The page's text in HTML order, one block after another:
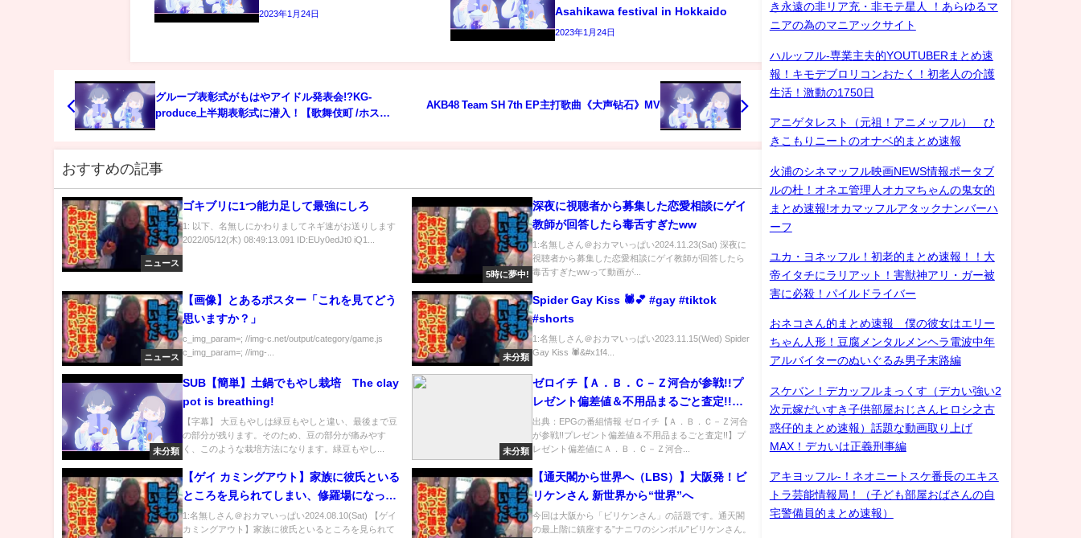
2023年1月24日
Asahikawa festival in Hokkaido
2023年1月24日
グループ表彰式がもはやアイドル発表会!?KG-
produce上半期表彰式に潜入！【歌舞伎町 /ホスト
AKB48 Team SH 7th EP主打歌曲《大声钻石》MV
おすすめの記事
ニュース
ゴキブリに1つ能力足して最強にしろ
1: 以下、名無しにかわりましてネギ速がお送りします
2022/05/12(木) 08:49:13.091 ID:EUy0edJt0 iQ1...
5時に夢中!
深夜に視聴者から募集した恋愛相談にゲイ
教師が回答したら毒舌すぎたww
1:名無しさん＠おカマいっぱい2024.11.23(Sat) 深夜に
視聴者から募集した恋愛相談にゲイ教師が回答したら
毒舌すぎたwwって動画が...
ニュース
【画像】とあるポスター「これを見てどう
思いますか？」
c_img_param=; //img-c.net/output/category/game.js
c_img_param=; //img-...
未分類
Spider Gay Kiss 🕷️💕 #gay #tiktok
#shorts
1:名無しさん＠おカマいっぱい2023.11.15(Wed) Spider
Gay Kiss 🕷️&#x1f4...
未分類
SUB【簡単】土鍋でもやし栽培 The clay
pot is breathing!
【字幕】 大豆もやしは緑豆もやしと違い、最後まで豆
の部分が残ります。そのため、豆の部分が痛みやす
く、このような栽培方法になります。緑豆もやし...
未分類
ゼロイチ【Ａ．Ｂ．Ｃ－Ｚ河合が参戦!!プ
レゼント偏差値＆不用品まるごと査定!!】
[字]…の番組内容解析まとめ
出典：EPGの番組情報 ゼロイチ【Ａ．Ｂ．Ｃ－Ｚ河合
が参戦!!プレゼント偏差値＆不用品まるごと査定!!】プ
レゼント偏差値にＡ．Ｂ．Ｃ－Ｚ河合...
【ゲイ カミングアウト】家族に彼氏といる
ところを見られてしまい、修羅場になって
しまった時のことを話してみた
1:名無しさん＠おカマいっぱい2024.08.10(Sat) 【ゲイ
カミングアウト】家族に彼氏といるところを見られて
【通天閣から世界へ（LBS）】大阪発！ビ
リケンさん 新世界から“世界”へ
今回は大阪から「ビリケンさん」の話題です。通天閣
の最上階に鎮座する”ナニワのシンボル”ビリケンさん。
き永遠の非リア充・非モテ星人 ！あらゆるマ
ニアの為のマニアックサイト
ハルッフル-専業主夫的YOUTUBERまとめ速
報！キモデブロリコンおたく！初老人の介護
生活！激動の1750日
アニゲタレスト（元祖！アニメッフル） ひ
きこもりニートのオナベ的まとめ速報
火浦のシネマッフル映画NEWS情報ポータブ
ルの杜！オネエ管理人オカマちゃんの鬼女的
まとめ速報!オカマッフルアタックナンバーハ
ーフ
ユカ・ヨネッフル！初老的まとめ速報！！大
帝イタチにラリアット！害獣神アリ・ガー被
害に必殺！パイルドライバー
おネコさん的まとめ速報 僕の彼女はエリー
ちゃん人形！豆腐メンタルメンヘラ電波中年
アルバイターのぬいぐるみ男子末路編
スケバン！デカッフルまっくす（デカい強い2
次元嫁だいすき子供部屋おじさんヒロシ之古
惑仔的まとめ速報）話題な動画取り上げ
MAX！デカいは正義刑事編
アキヨッフル-！ネオニートスケ番長のエキス
トラ芸能情報局！（子ども部屋おばさんの自
宅警備員的まとめ速報）